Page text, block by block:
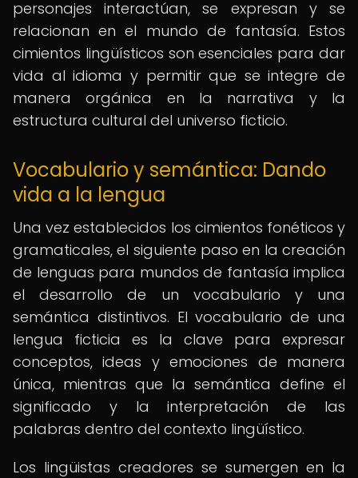
personajes interactúan, se expresan y se
relacionan en el mundo de fantasía. Estos
cimientos lingüísticos son esenciales para dar
vida al idioma y permitir que se integre de
manera orgánica en la narrativa y la
estructura cultural del universo ficticio.
Vocabulario y semántica: Dando
vida a la lengua
Una vez establecidos los cimientos fonéticos y
gramaticales, el siguiente paso en la creación
de lenguas para mundos de fantasía implica
el desarrollo de un vocabulario y una
semántica distintivos. El vocabulario de una
lengua ficticia es la clave para expresar
conceptos, ideas y emociones de manera
única, mientras que la semántica define el
significado y la interpretación de las
palabras dentro del contexto lingüístico.
Los lingüistas creadores se sumergen en la